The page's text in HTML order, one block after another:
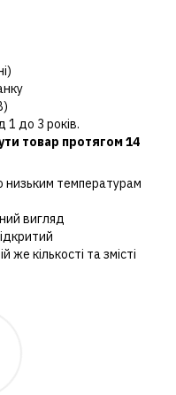
1 до 3 років.
товар протягом 14
низьким температурам
вигляд
же кількості та змісті